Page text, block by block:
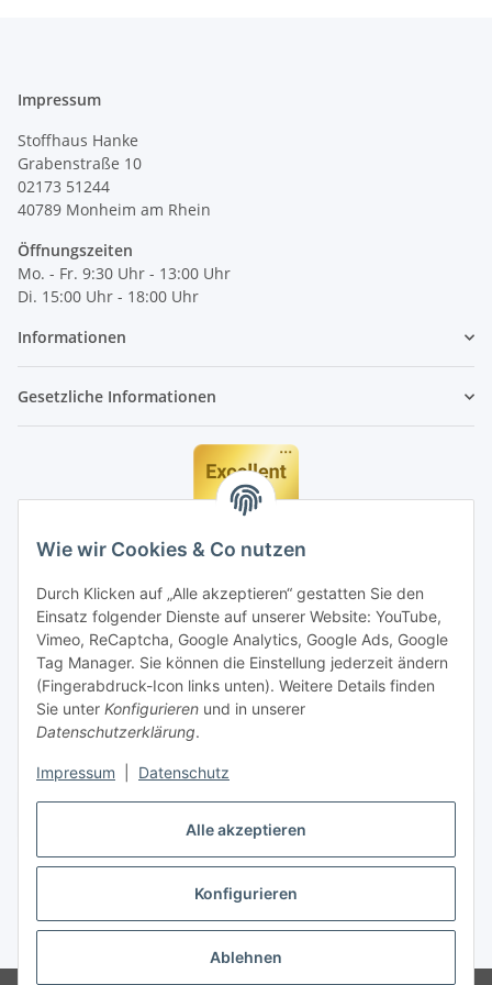
Alle akzeptieren
Konfigurieren
Ablehnen
Wie wir Cookies & Co nutzen
Durch Klicken auf „Alle akzeptieren“ gestatten Sie den
Einsatz folgender Dienste auf unserer Website: YouTube,
Vimeo, ReCaptcha, Google Analytics, Google Ads, Google
Tag Manager. Sie können die Einstellung jederzeit ändern
(Fingerabdruck-Icon links unten). Weitere Details finden
Sie unter Konfigurieren und in unserer
Datenschutzerklärung.
Impressum Datenschutz
Impressum
Stoffhaus Hanke
Grabenstraße 10
02173 51244
40789 Monheim am Rhein
Öffnungszeiten
Mo. - Fr. 9:30 Uhr - 13:00 Uhr
Di. 15:00 Uhr - 18:00 Uhr
Informationen
Gesetzliche Informationen